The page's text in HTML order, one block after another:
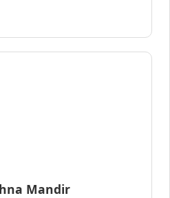
Mandir